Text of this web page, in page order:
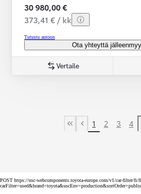
30 980,00 €
373,41 € / kk
Tutustu autoon
Ota yhteyttä
Vertaile
First Page
Previous page
1 2 3 4
POST https://usc-webcomponents.toyota-europe.com/v1/car-filter/fi/